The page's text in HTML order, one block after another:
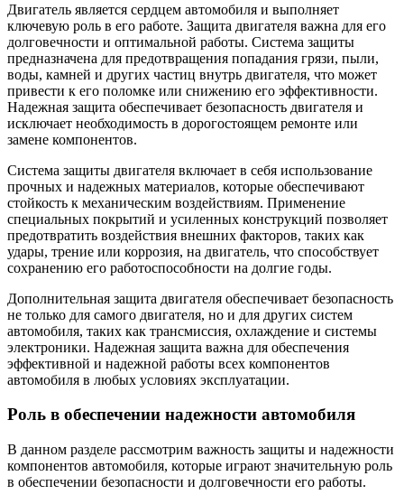
Двигатель является сердцем автомобиля и выполняет
ключевую роль в его работе. Защита двигателя важна для его
долговечности и оптимальной работы. Система защиты
предназначена для предотвращения попадания грязи, пыли,
воды, камней и других частиц внутрь двигателя, что может
привести к его поломке или снижению его эффективности.
Надежная защита обеспечивает безопасность двигателя и
исключает необходимость в дорогостоящем ремонте или
замене компонентов.
Система защиты двигателя включает в себя использование
прочных и надежных материалов, которые обеспечивают
стойкость к механическим воздействиям. Применение
специальных покрытий и усиленных конструкций позволяет
предотвратить воздействия внешних факторов, таких как
удары, трение или коррозия, на двигатель, что способствует
сохранению его работоспособности на долгие годы.
Дополнительная защита двигателя обеспечивает безопасность
не только для самого двигателя, но и для других систем
автомобиля, таких как трансмиссия, охлаждение и системы
электроники. Надежная защита важна для обеспечения
эффективной и надежной работы всех компонентов
автомобиля в любых условиях эксплуатации.
Роль в обеспечении надежности автомобиля
В данном разделе рассмотрим важность защиты и надежности
компонентов автомобиля, которые играют значительную роль
в обеспечении безопасности и долговечности его работы.